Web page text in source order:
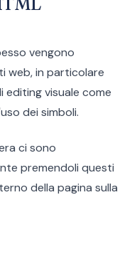
vengono
web, in particolare
visuale come
dei simboli.
ci sono
premendoli questi
della pagina sulla